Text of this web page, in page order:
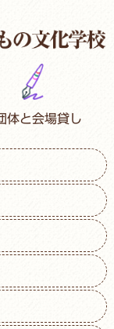
体と会場貸し